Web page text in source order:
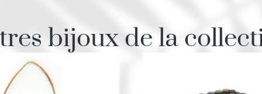
bijoux de la